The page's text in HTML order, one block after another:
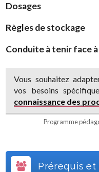
Dosages
Règles de stockage
Conduite à tenir face
Vous souhaitez
vos besoins
connaissance des
Programme
Prérequis